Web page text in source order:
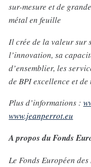
sur-mesure et de
métal en feuille
Il crée de la valeur sur
l’innovation, sa
d’ensemblier, les
de BPI excellence et
Plus d’informations :
www.jeanperrot.eu
A propos du Fonds
Le Fonds Européen